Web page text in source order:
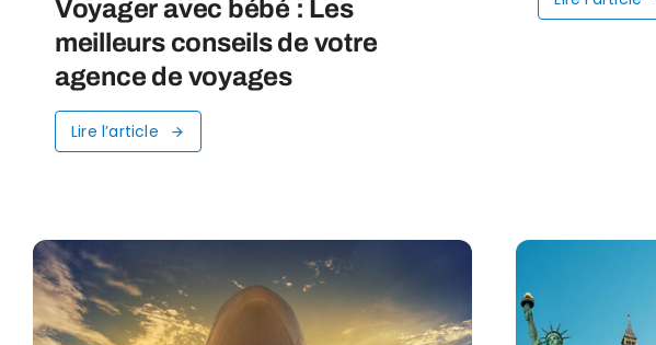
Voyager avec bébé : Les
meilleurs conseils de votre
agence de voyages
Lire l’article